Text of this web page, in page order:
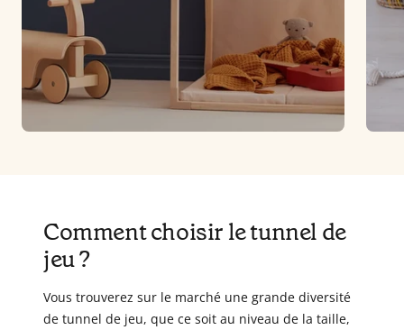
Comment choisir le tunnel de
jeu ?
Vous trouverez sur le marché une grande diversité
de tunnel de jeu, que ce soit au niveau de la taille,